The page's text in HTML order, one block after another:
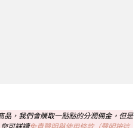
品，我們會賺取一點點的分潤佣金，但是